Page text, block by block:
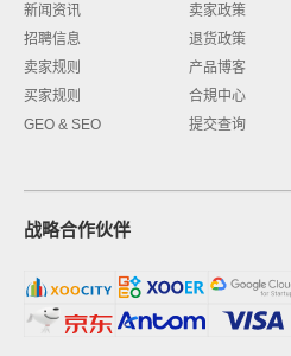
新闻资讯
招聘信息
卖家规则
买家规则
GEO & SEO
卖家政策
退货政策
产品博客
合規中心
提交查询
战略合作伙伴